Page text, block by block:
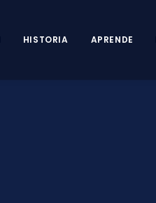
HISTORIA APRENDE